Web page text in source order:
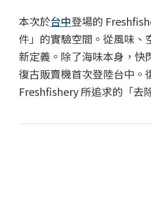
本次於台中登場的
件」的實驗空間。從風味、
新定義。除了海味本身，快
復古販賣機首次登陸台中。
Freshfishery 所追求的「去